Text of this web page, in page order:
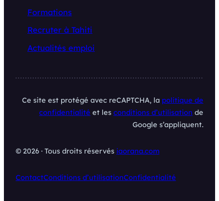
Formations
Recruter à Tahiti
Actualités emploi
Ce site est protégé avec reCAPTCHA, la politique de
confidentialité et les conditions d’utilisation de
Google s’appliquent.
© 2026 · Tous droits réservés iaorana.com
ContactConditions d’utilisationConfidentialité